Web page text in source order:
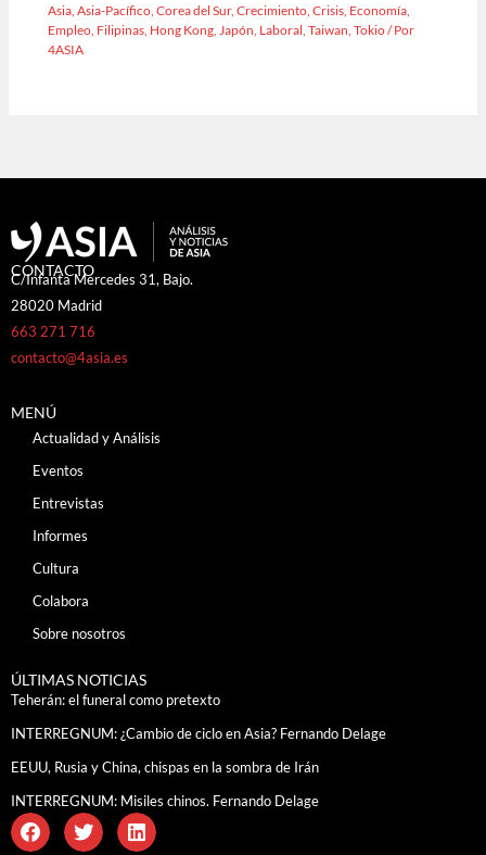
Asia ,Asia-Pacífico ,Corea del Sur,Crecimiento ,Crisis Economía
Empleo Filipinas Hong Kong Japón Laboral ,Taiwan ,Tokio/ Por
4ASIA
CONTACTO
C/Infanta Mercedes 31, Bajo.
28020 Madrid
663 271 716
contacto@4asia.es
MENÚ
Actualidad y Análisis
Eventos
Entrevistas
Informes
Cultura
Colabora
Sobre nosotros
ÚLTIMAS NOTICIAS
Teherán: el funeral como pretexto
INTERREGNUM: ¿Cambio de ciclo en Asia? Fernando Delage
EEUU, Rusia y China, chispas en la sombra de Irán
INTERREGNUM: Misiles chinos. Fernando Delage